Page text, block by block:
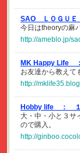
SAO ＬＯＧＵ
今日はtheoryの麻
http://ameblo.jp/
MK Happy Life ：
お友達から教えて
http://
Hobby life ：
大・中・小と３サ
ので購入。
http://